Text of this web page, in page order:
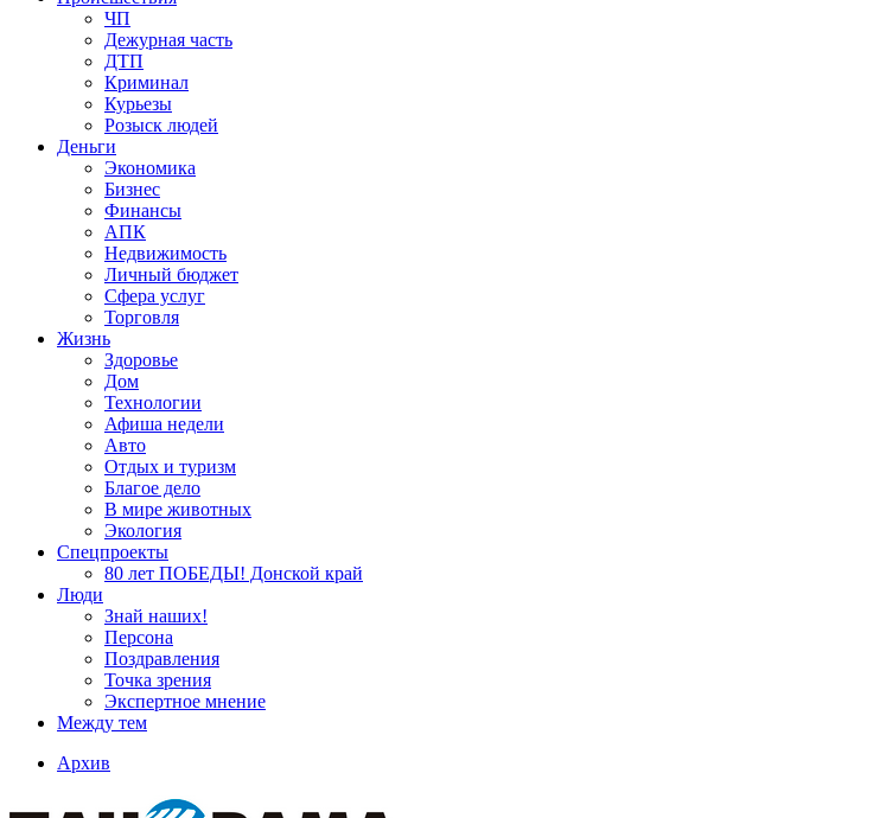
ЧП
Дежурная часть
ДТП
Криминал
Курьезы
Розыск людей
Деньги
Экономика
Бизнес
Финансы
АПК
Недвижимость
Личный бюджет
Сфера услуг
Торговля
Жизнь
Здоровье
Дом
Технологии
Афиша недели
Авто
Отдых и туризм
Благое дело
В мире животных
Экология
Спецпроекты
80 лет ПОБЕДЫ! Донской край
Люди
Знай наших!
Персона
Поздравления
Точка зрения
Экспертное мнение
Между тем
Архив